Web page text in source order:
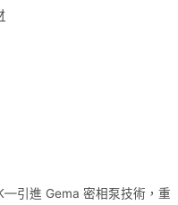
引進 Gema 密相泵技術，重